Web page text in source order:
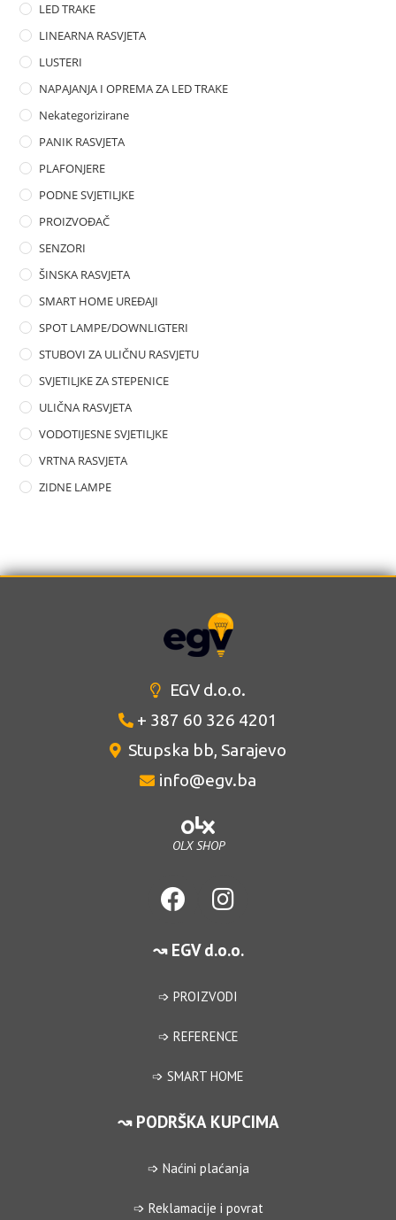
LED TRAKE
LINEARNA RASVJETA
LUSTERI
NAPAJANJA I OPREMA ZA LED TRAKE
Nekategorizirane
PANIK RASVJETA
PLAFONJERE
PODNE SVJETILJKE
PROIZVOĐAČ
SENZORI
ŠINSKA RASVJETA
SMART HOME UREĐAJI
SPOT LAMPE/DOWNLIGTERI
STUBOVI ZA ULIČNU RASVJETU
SVJETILJKE ZA STEPENICE
ULIČNA RASVJETA
VODOTIJESNE SVJETILJKE
VRTNA RASVJETA
ZIDNE LAMPE
EGV d.o.o.
+ 387 60 326 4201
Stupska bb, Sarajevo
info@egv.ba
OLX SHOP
↝ EGV d.o.o.
➩ PROIZVODI
➩ REFERENCE
➩ SMART HOME
↝ PODRŠKA KUPCIMA
➩ Naćini plaćanja
➩ Reklamacije i povrat